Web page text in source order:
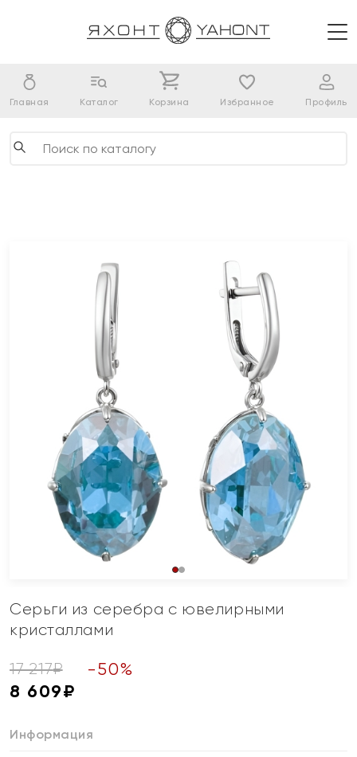
Главная Каталог Корзина Избранное Профиль
Серьги из серебра с ювелирными
кристаллами
17 217₽ -50%
8 609₽
Информация